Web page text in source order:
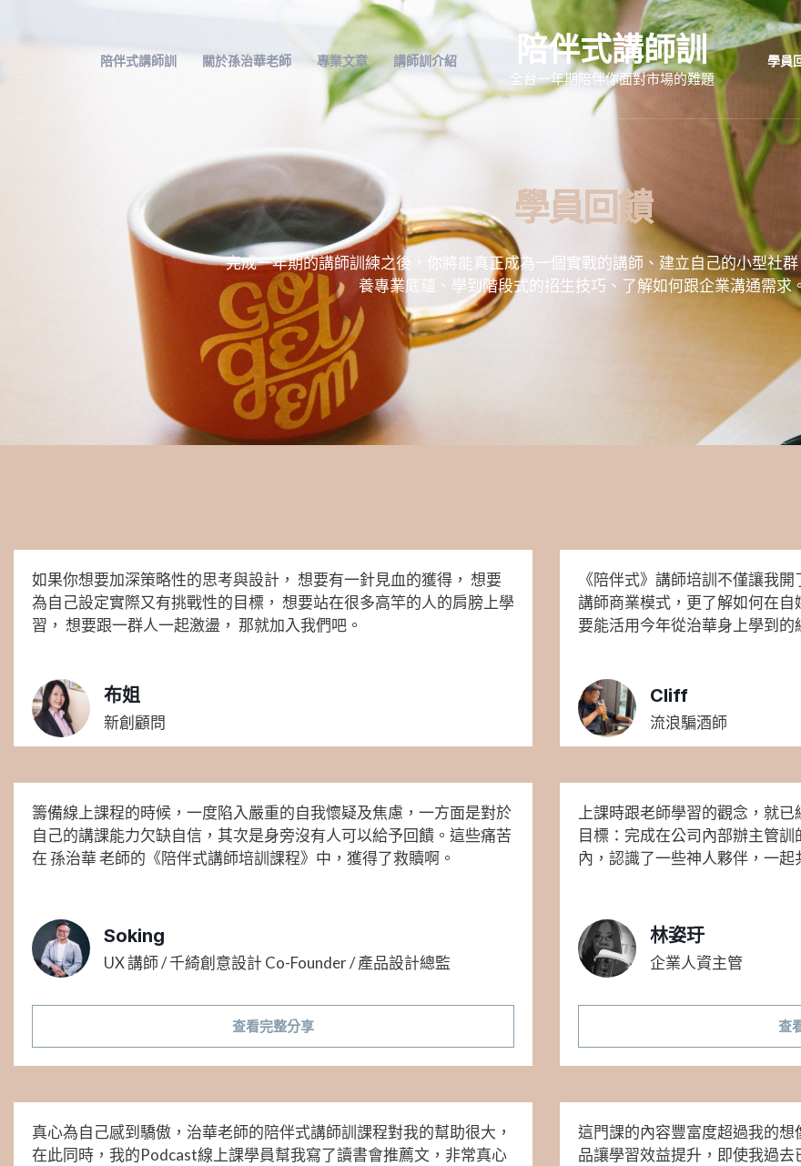
要
陪伴式講師訓 關於孫治華老師 專業文章 講師訓介紹 陪伴式講師訓
全台一年期陪伴你面對市場的難題
學員
學員回饋
完成一年期的講師訓練之後，你將能真正成為一個實戰的講師、建立自己的小型社
養專業底蘊、學到階段式的招生技巧、了解如何跟企業溝通需求
如果你想要加深策略性的思考與設計， 想要有一針見血的獲得， 想要
為自己設定實際又有挑戰性的目標， 想要站在很多高竿的人的肩膀上學
習， 想要跟一群人一起激盪， 那就加入我們吧。
布姐
新創顧問
《陪伴式》講師培訓不僅讓我
講師商業模式，更了解如何在
要能活用今年從治華身上學到的
Cliff
流浪騙酒師
籌備線上課程的時候，一度陷入嚴重的自我懷疑及焦慮，一方面是對於
自己的講課能力欠缺自信，其次是身旁沒有人可以給予回饋。這些痛苦
在 孫治華 老師的《陪伴式講師培訓課程》中，獲得了救贖啊。
Soking
UX 講師 / 千綺創意設計 Co-Founder / 產品設計總監
查看完整分享
上課時跟老師學習的觀念，就
目標：完成在公司內部辦主管
內，認識了一些神人夥伴，一起
林姿玗
企業人資主管
查
真心為自己感到驕傲，治華老師的陪伴式講師訓課程對我的幫助很大，
在此同時，我的Podcast線上課學員幫我寫了讀書會推薦文，非常真心
這門課的內容豐富度超過我的
品讓學習效益提升，即使我過